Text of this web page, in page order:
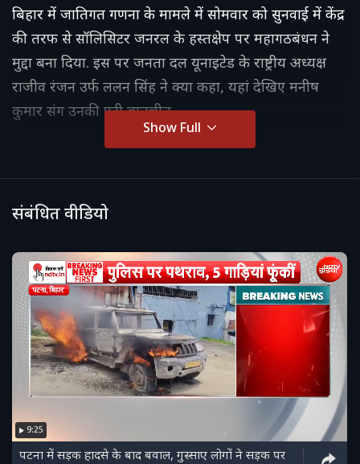
बिहार में जातिगत गणना के मामले में सोमवार को सुनवाई में केंद्र
की तरफ से सॉलिसिटर जनरल के हस्तक्षेप पर महागठबंधन ने
मुद्दा बना दिया. इस पर जनता दल यूनाइटेड के राष्ट्रीय अध्यक्ष
राजीव रंजन उर्फ ललन सिंह ने क्या कहा, यहां देखिए मनीष
कुमार संग उनकी पूरी बातचीत.
Show Full
संबंधित वीडियो
9:25
पटना में सड़क हादसे के बाद बवाल, गुस्साए लोगों ने सड़क पर